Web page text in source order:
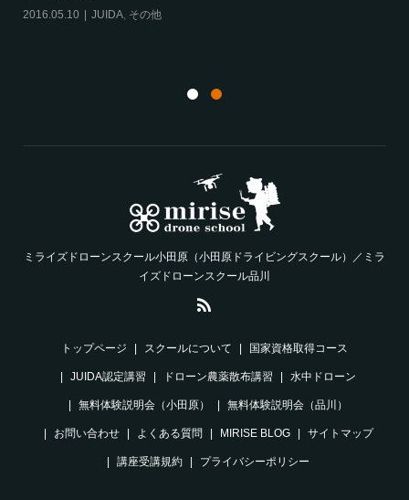
2016.05.10
JUIDA, その他
ミライズドローンスクール小田原（小田原ドライビングスクール）／ミラ
イズドローンスクール品川
トップページ スクールについて 国家資格取得コース
JUIDA認定講習 ドローン農薬散布講習 水中ドローン
無料体験説明会（小田原） 無料体験説明会（品川）
お問い合わせ よくある質問 MIRISE BLOG サイトマップ
講座受講規約 プライバシーポリシー